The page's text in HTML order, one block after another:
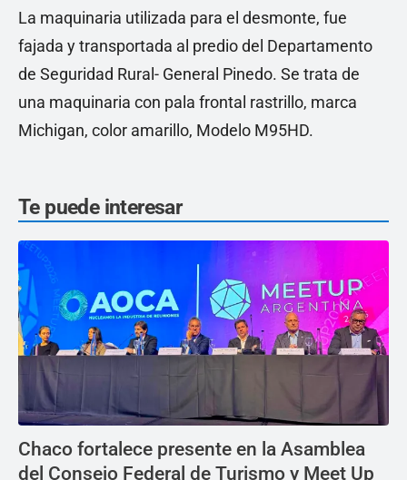
La maquinaria utilizada para el desmonte, fue
fajada y transportada al predio del Departamento
de Seguridad Rural- General Pinedo. Se trata de
una maquinaria con pala frontal rastrillo, marca
Michigan, color amarillo, Modelo M95HD.
Te puede interesar
Chaco fortalece presente en la Asamblea
del Consejo Federal de Turismo y Meet Up